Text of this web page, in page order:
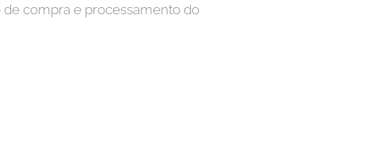
compra e processamento do